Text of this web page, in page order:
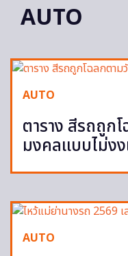
AUTO
AUTO
ตาราง สีรถถูก
มงคลแบบไม่ง
AUTO